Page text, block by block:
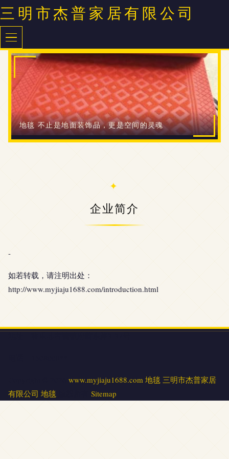
三明市杰普家居有限公司
地毯 不止是地面装饰品，更是空间的灵魂
企业简介
-
如若转载，请注明出处：
http://www.myjiaju1688.com/introduction.html
www.myjiaju1688.com 地毯 三明市杰普家居
有限公司 地毯 Sitemap